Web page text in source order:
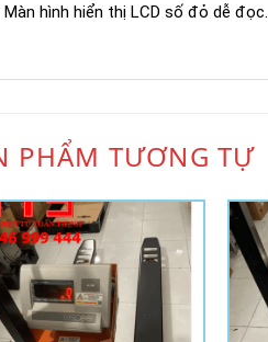
Màn hình hiển thị LCD số đỏ dễ đọc.
PHẨM TƯƠNG TỰ
Add to
Wishlist